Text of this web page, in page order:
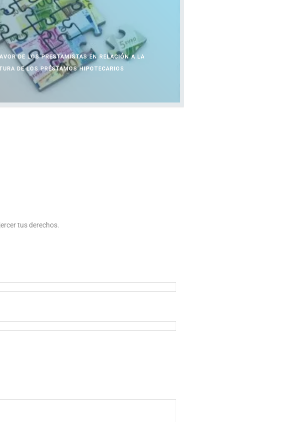
DE LOS PRESTAMISTAS EN RELACIÓN A LA
DE LOS PRÉSTAMOS HIPOTECARIOS
tus derechos.